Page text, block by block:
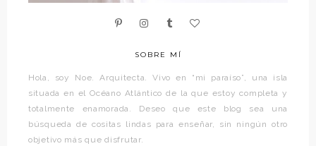
SOBRE MÍ
Hola, soy Noe. Arquitecta. Vivo en “mi paraíso”, una isla
situada en el Océano Atlántico de la que estoy completa y
totalmente enamorada. Deseo que este blog sea una
búsqueda de cositas lindas para enseñar, sin ningún otro
objetivo más que disfrutar.